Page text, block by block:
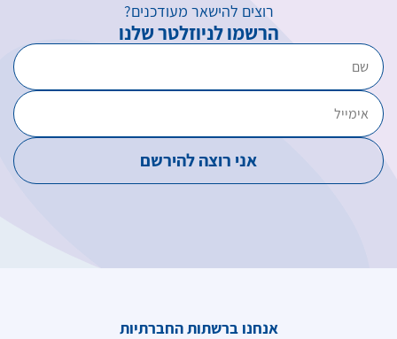
רוצים להישאר מעודכנים?
הרשמו לניוזלטר שלנו
אנחנו ברשתות החברתיות